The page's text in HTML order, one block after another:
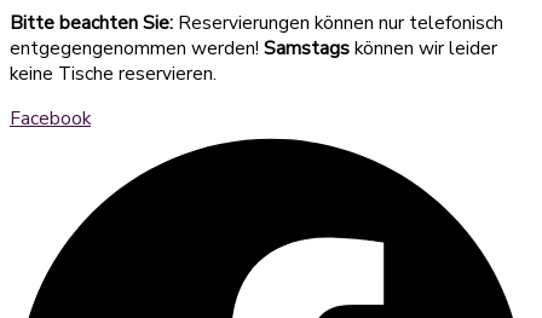
Bitte beachten Sie: Reservierungen können nur telefonisch
entgegengenommen werden! Samstagskönnen wir leider
keine Tische reservieren.
Facebook